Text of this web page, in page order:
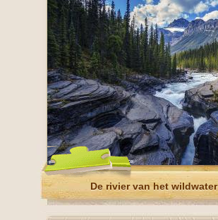
De rivier van het wildwater